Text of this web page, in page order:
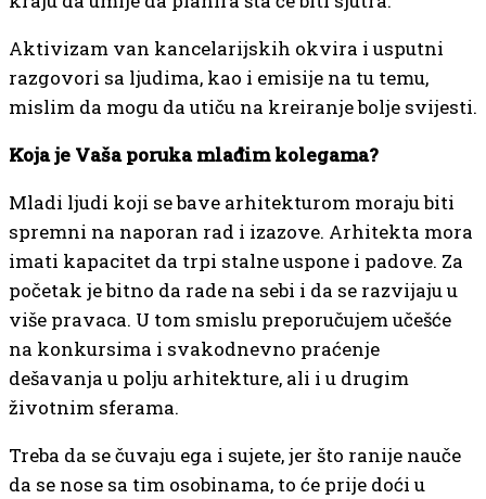
Aktivizam van kancelarijskih okvira i usputni
razgovori sa ljudima, kao i emisije na tu temu,
mislim da mogu da utiču na kreiranje bolje svijesti.
Koja je Vaša poruka mlađim kolegama?
Mladi ljudi koji se bave arhitekturom moraju biti
spremni na naporan rad i izazove. Arhitekta mora
imati kapacitet da trpi stalne uspone i padove. Za
početak je bitno da rade na sebi i da se razvijaju u
više pravaca. U tom smislu preporučujem učešće
na konkursima i svakodnevno praćenje
dešavanja u polju arhitekture, ali i u drugim
životnim sferama.
Treba da se čuvaju ega i sujete, jer što ranije nauče
da se nose sa tim osobinama, to će prije doći u